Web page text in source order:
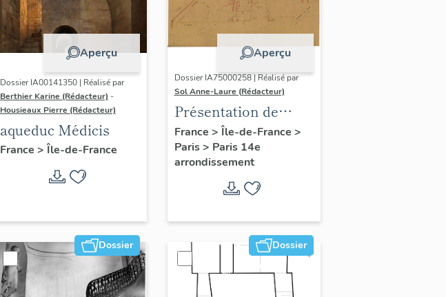
Aperçu
Dossier IA00141350 | Réalisé par
Berthier Karine (Rédacteur) -
Housieaux Pierre (Rédacteur)
aqueduc Médicis
France > Île-de-France
Aperçu
Dossier IA75000258 | Réalisé par
Sol Anne-Laure (Rédacteur)
Présentation de
l'étude du
patrimoine sur le
quartier du Petit-
Montrouge
France > Île-de-France >
Paris> Paris 14e
arrondissement
Dossier Dossier